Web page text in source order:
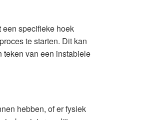
specifieke hoek
te starten. Dit kan
teken van een instabiele
hebben, of er fysiek